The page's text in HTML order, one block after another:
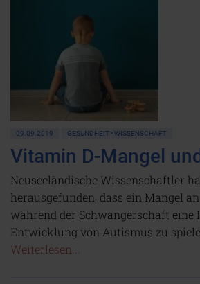
09.09.2019 GESUNDHEIT • WISSENSCHAFT
Vitamin D-Mangel
Neuseeländische Wissenschaftler
herausgefunden, dass ein Mangel
während der Schwangerschaft eine
Entwicklung von Autismus zu
Weiterlesen...